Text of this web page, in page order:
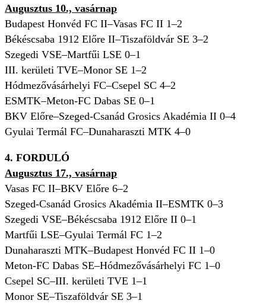
Augusztus 10., vasárnap
Budapest Honvéd FC II–Vasas FC II 1–2
Békéscsaba 1912 Előre II–Tiszaföldvár SE 3–2
Szegedi VSE–Martfűi LSE 0–1
III. kerületi TVE–Monor SE 1–2
Hódmezővásárhelyi FC–Csepel SC 4–2
ESMTK–Meton-FC Dabas SE 0–1
BKV Előre–Szeged-Csanád Grosics Akadémia II 0–4
Gyulai Termál FC–Dunaharaszti MTK 4–0
4. FORDULÓ
Augusztus 17., vasárnap
Vasas FC II–BKV Előre 6–2
Szeged-Csanád Grosics Akadémia II–ESMTK 0–3
Szegedi VSE–Békéscsaba 1912 Előre II 0–1
Martfűi LSE–Gyulai Termál FC 1–2
Dunaharaszti MTK–Budapest Honvéd FC II 1–0
Meton-FC Dabas SE–Hódmezővásárhelyi FC 1–0
Csepel SC–III. kerületi TVE 1–1
Monor SE–Tiszaföldvár SE 3–1